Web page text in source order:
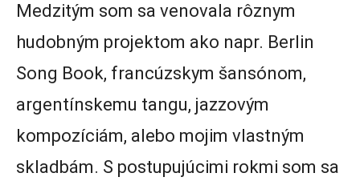
Medzitým som sa venovala rôznym
hudobným projektom ako napr. Berlin
Song Book, francúzskym šansónom,
argentínskemu tangu, jazzovým
kompozíciám, alebo mojim vlastným
skladbám. S postupujúcimi rokmi som sa